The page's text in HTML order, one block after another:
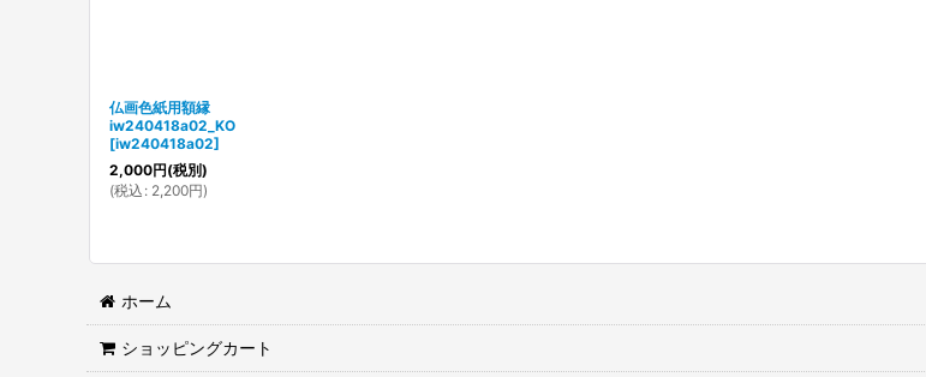
仏画色紙用額縁
iw240418a02_KO
[iw240418a02]
2,000円(税別)
(税込 : 2,200円)
ホーム
ショッピングカート